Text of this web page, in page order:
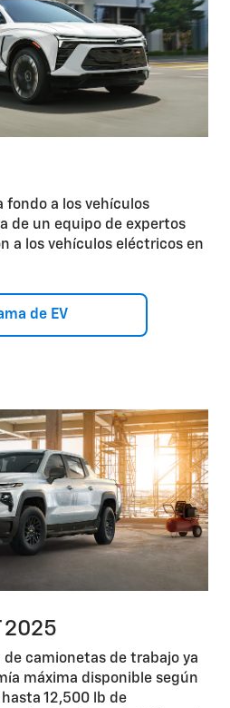
fondo a los vehículos
de un equipo de expertos
a los vehículos eléctricos en
de EV
2025
de camionetas de trabajo ya
máxima disponible según
hasta 12,500 lb de